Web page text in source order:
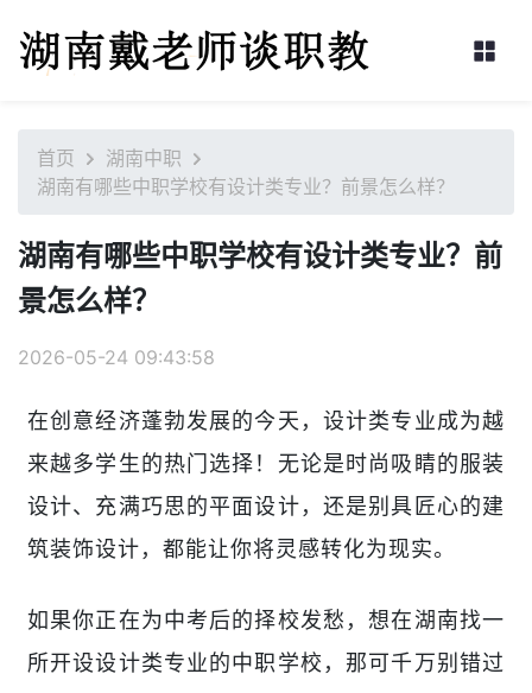
首页
湖南中职
湖南有哪些中职学校有设计类专业？前景怎么样？
湖南有哪些中职学校有设计类专业？前
景怎么样？
2026-05-24 09:43:58
在创意经济蓬勃发展的今天，设计类专业成为越
来越多学生的热门选择！无论是时尚吸睛的服装
设计、充满巧思的平面设计，还是别具匠心的建
筑装饰设计，都能让你将灵感转化为现实。
如果你正在为中考后的择校发愁，想在湖南找一
所开设设计类专业的中职学校，那可千万别错过